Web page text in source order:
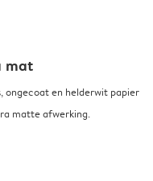
mat
ongecoat en helderwit papier
matte afwerking.